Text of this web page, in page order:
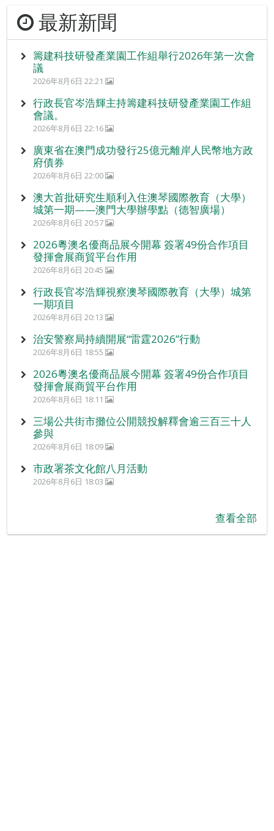
最新新聞
籌建科技研發產業園工作組舉行2026年第一次會
議
2026年8月6日 22:21
行政長官岑浩輝主持籌建科技研發產業園工作組
會議。
2026年8月6日 22:16
廣東省在澳門成功發行25億元離岸人民幣地方政
府債券
2026年8月6日 22:00
澳大首批研究生順利入住澳琴國際教育（大學）
城第一期——澳門大學辦學點（德智廣場）
2026年8月6日 20:57
2026粵澳名優商品展今開幕 簽署49份合作項目
發揮會展商貿平台作用
2026年8月6日 20:45
行政長官岑浩輝視察澳琴國際教育（大學）城第
一期項目
2026年8月6日 20:13
治安警察局持續開展“雷霆2026”行動
2026年8月6日 18:55
2026粵澳名優商品展今開幕 簽署49份合作項目
發揮會展商貿平台作用
2026年8月6日 18:11
三場公共街市攤位公開競投解釋會逾三百三十人
參與
2026年8月6日 18:09
市政署茶文化館八月活動
2026年8月6日 18:03
查看全部